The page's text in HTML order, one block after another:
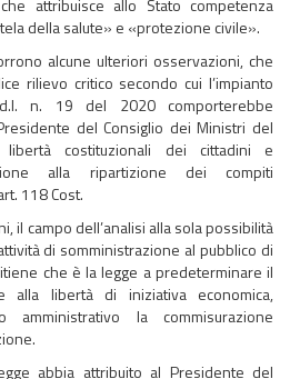
attribuisce allo Stato competenza
della salute» e «protezione civile».
alcune ulteriori osservazioni, che
rilievo critico secondo cui l’impianto
n. 19 del 2020 comporterebbe
del Consiglio dei Ministri del
costituzionali dei cittadini e
alla ripartizione dei compiti
118 Cost.
il campo dell’analisi alla sola possibilità
di somministrazione al pubblico di
che è la legge a predeterminare il
alla libertà di iniziativa economica,
la commisurazione
abbia attribuito al Presidente del